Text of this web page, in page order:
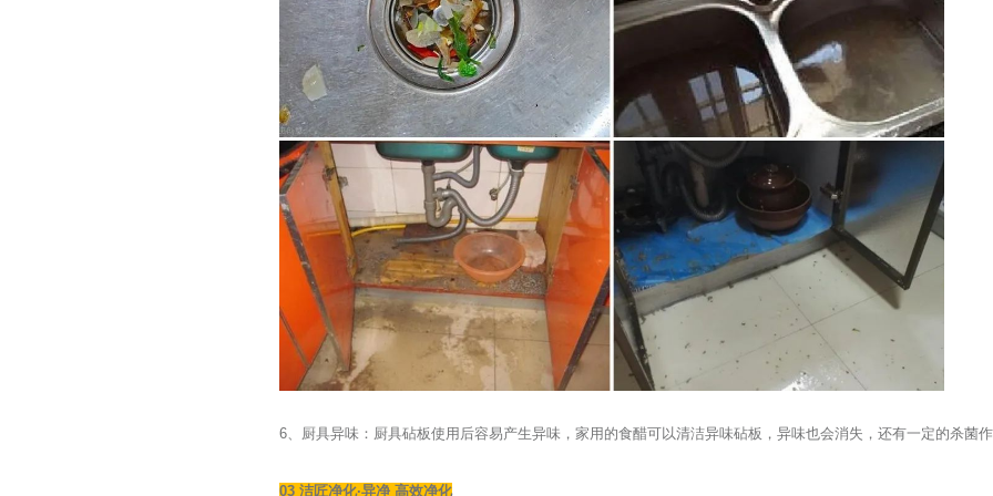
6、厨具异味：厨具砧板使用后容易产生异味，家用的食醋可以清洁异味砧板，异味也会消失，还有一定的杀菌
03 洁匠净化·异净 高效净化